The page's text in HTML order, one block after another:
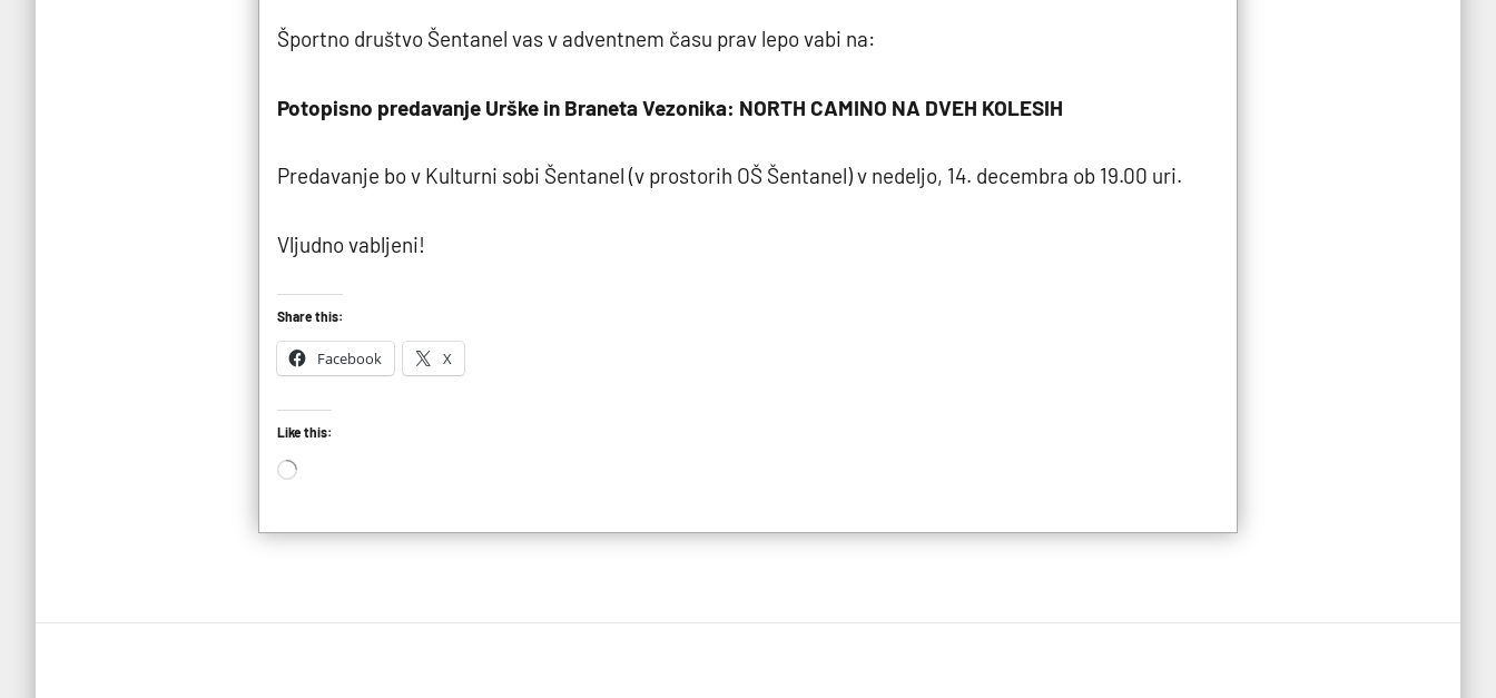
Športno društvo Šentanel vas v adventnem času prav lepo vabi na:
Potopisno predavanje Urške in Braneta Vezonika: NORTH CAMINO NA DVEH KOLESIH
Predavanje bo v Kulturni sobi Šentanel (v prostorih OŠ Šentanel) v nedeljo, 14. decembra ob 19.00 uri.
Vljudno vabljeni!
Share this:
Facebook X
Like this:
Loading…